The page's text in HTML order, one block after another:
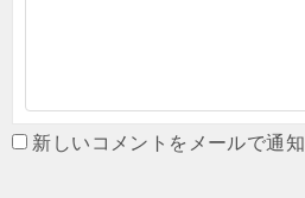
新しいコメントをメールで通知